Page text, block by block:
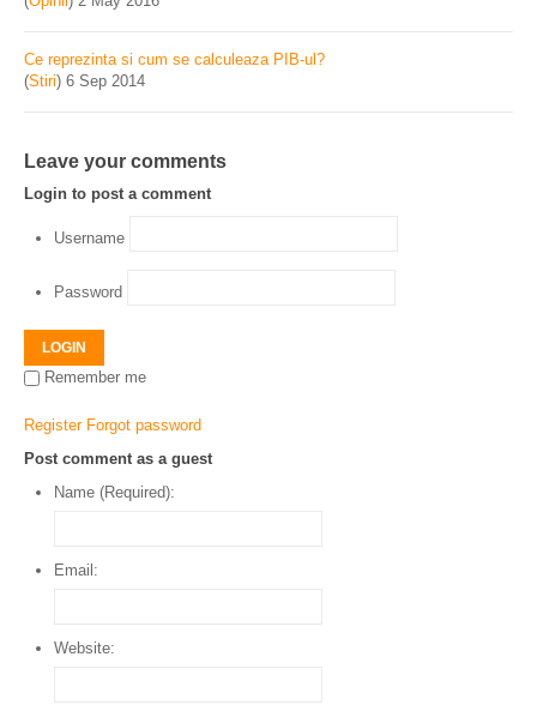
Ce reprezinta si cum se calculeaza PIB-ul?
(Stiri) 6 Sep 2014
Leave your comments
Login to post a comment
Username
Password
LOGIN
Remember me
Register Forgot password
Post comment as a guest
Name (Required):
Email:
Website: